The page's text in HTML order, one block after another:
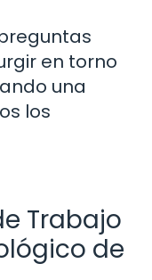
en torno
una
los
Trabajo
de